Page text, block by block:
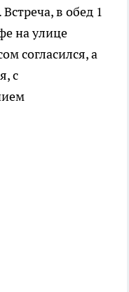
в обед 1
на улице
согласился, а
с